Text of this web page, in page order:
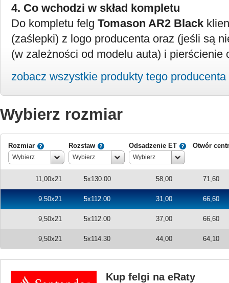
4. Co wchodzi w skład kompletu
Do kompletu felg Tomason AR2 Black
(zaślepki) z logo producenta oraz (jeśli są
(w zależności od modelu auta) i pierścienie
zobacz wszystkie produkty tego producenta
Wybierz rozmiar
Rozmiar
Wybierz
Rozstaw
Wybierz
Odsadzenie ET
Wybierz
Otwór
11,00x21 5x130.00 58,00 71,60
9.50x21 5x112.00 31,00 66,60
9,50x21 5x112.00 37,00 66,60
9,50x21 5x114.30 44,00 64,10
Kup felgi na eRaty